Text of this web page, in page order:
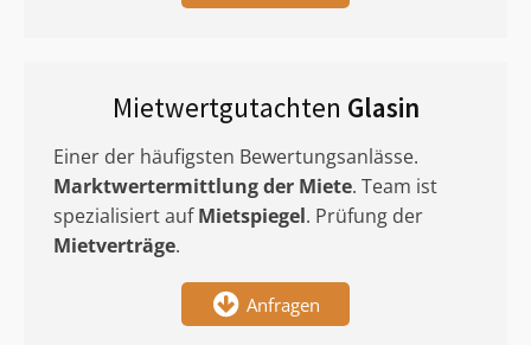
Mietwertgutachten Glasin
Einer der häufigsten Bewertungsanlässe.
Marktwertermittlungder Miete. Team ist
spezialisiert aufMietspiegel. Prüfung der
Mietverträge.
Anfragen